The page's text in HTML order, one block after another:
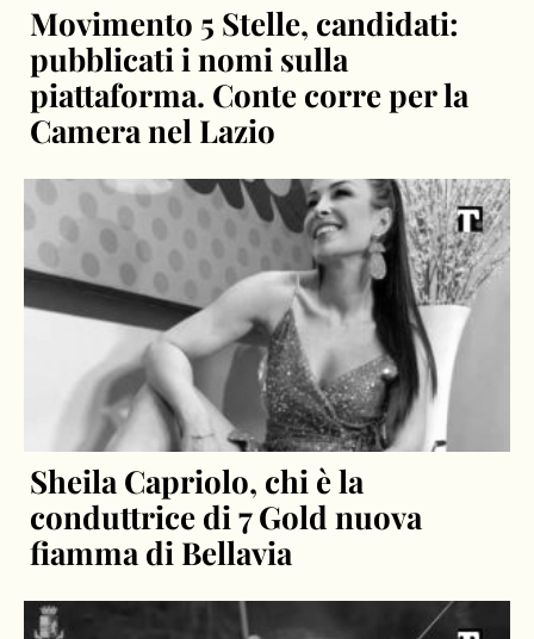
Movimento 5 Stelle, candidati:
pubblicati i nomi sulla
piattaforma. Conte corre per la
Camera nel Lazio
Sheila Capriolo, chi è la
conduttrice di 7 Gold nuova
fiamma di Bellavia